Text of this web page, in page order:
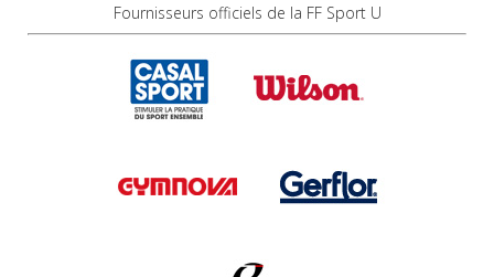
Fournisseurs officiels de la FF Sport U